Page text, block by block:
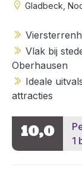
Gladbeck,
Vlak bij
Oberhausen
Ideale
attracties
10,0
1